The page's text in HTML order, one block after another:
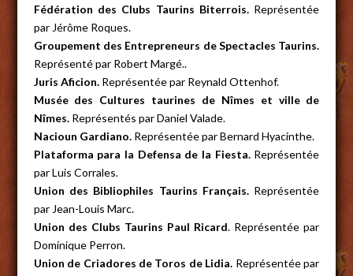
Fédération des Clubs Taurins Biterrois. Représentée
par Jérôme Roques.
Groupement des Entrepreneurs de Spectacles Taurins.
Représenté par Robert Margé..
Juris Aficion.Représentée par Reynald Ottenhof.
Musée des Cultures taurines de Nîmes et ville de
Nîmes.Représentés par Daniel Valade.
Nacioun Gardiano.Représentée par Bernard Hyacinthe.
Plataforma para la Defensa de la Fiesta.Représentée
par Luis Corrales.
Union des Bibliophiles Taurins Français. Représentée
par Jean-Louis Marc.
Union des Clubs Taurins Paul Ricard. Représentée par
Dominique Perron.
Union de Criadores de Toros de Lidia. Représentée par